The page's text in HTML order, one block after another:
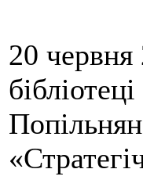
20 червня